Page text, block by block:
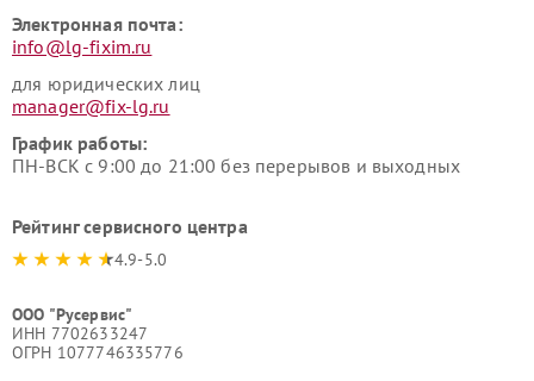
Электронная почта:
info@lg-fixim.ru
для юридических лиц
manager@fix-lg.ru
График работы:
ПН-ВСК с 9:00 до 21:00 без перерывов и выходных
Рейтинг сервисного центра
4.9-5.0
ООО "Русервис"
ИНН 7702633247
ОГРН 1077746335776